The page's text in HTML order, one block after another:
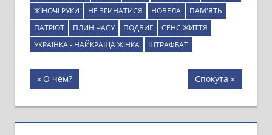
ЖІНОЧІ РУКИ
НЕ ЗГИНАТИСЯ НОВЕЛА
ПАМ'ЯТЬ
ПАТРІОТ
ПЛИН ЧАСУ ПОДВИГ
СЕНС ЖИТТЯ
УКРАЇНКА - НАЙКРАЩА ЖІНКА
ШТРАФБАТ
Навігація
записів
Previous
Post:
О чём?
Next
Post:
Спокута